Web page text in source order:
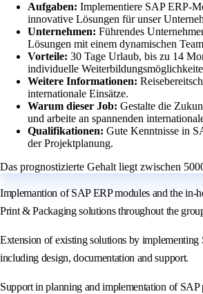
Aufgaben: Implementiere SAP ERP-
innovative Lösungen für unser
Unternehmen: Führendes
Lösungen mit einem dynamischen
Vorteile: 30 Tage Urlaub, bis zu 14
individuelle
Weitere Informationen:
internationale Einsätze.
Warum dieser Job: Gestalte die
und arbeite an spannenden
Qualifikationen: Gute Kenntnisse in
der Projektplanung.
Das prognostizierte Gehalt liegt zwischen
Implemantion of SAP ERP modules and the in-
Print & Packaging solutions throughout the
Extension of existing solutions by implementing
including design, documentation and support.
Support in planning and implementation of SAP